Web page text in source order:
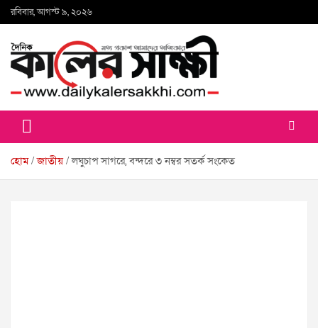
Skip
to
রবিবার, আগস্ট ৯, ২০২৬
কালের সাক্ষী
হোম জাতীয় লঘুচাপ সাগরে, বন্দরে ৩ নম্বর সতর্ক সংকেত